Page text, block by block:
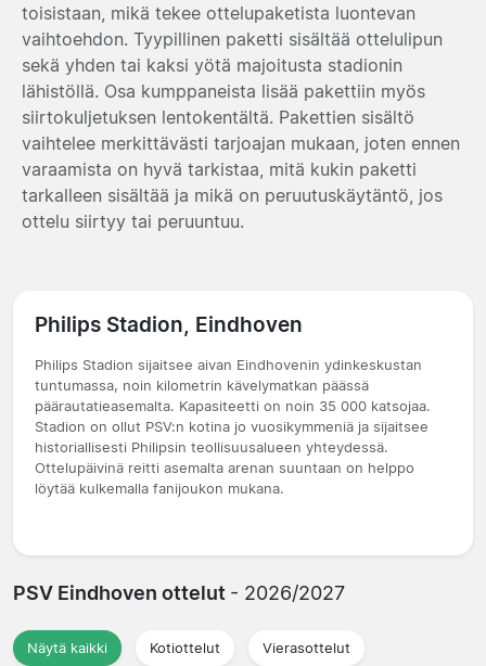
toisistaan, mikä tekee ottelupaketista luontevan
vaihtoehdon. Tyypillinen paketti sisältää ottelulipun
sekä yhden tai kaksi yötä majoitusta stadionin
lähistöllä. Osa kumppaneista lisää pakettiin myös
siirtokuljetuksen lentokentältä. Pakettien sisältö
vaihtelee merkittävästi tarjoajan mukaan, joten ennen
varaamista on hyvä tarkistaa, mitä kukin paketti
tarkalleen sisältää ja mikä on peruutuskäytäntö, jos
ottelu siirtyy tai peruuntuu.
Philips Stadion, Eindhoven
Philips Stadion sijaitsee aivan Eindhovenin ydinkeskustan
tuntumassa, noin kilometrin kävelymatkan päässä
päärautatieasemalta. Kapasiteetti on noin 35 000 katsojaa.
Stadion on ollut PSV:n kotina jo vuosikymmeniä ja sijaitsee
historiallisesti Philipsin teollisuusalueen yhteydessä.
Ottelupäivinä reitti asemalta arenan suuntaan on helppo
löytää kulkemalla fanijoukon mukana.
PSV Eindhoven ottelut - 2026/2027
Näytä kaikki Kotiottelut Vierasottelut